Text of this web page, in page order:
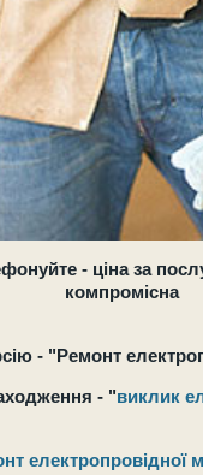
- ціна за
компромісна
- "Ремонт
- "виклик
електропровідної